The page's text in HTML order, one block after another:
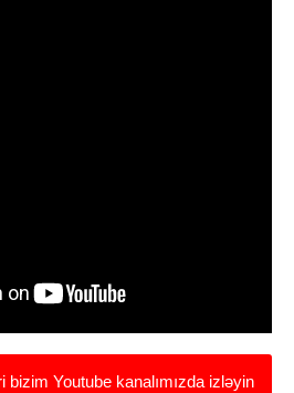
Youtube kanalımızda izləyin